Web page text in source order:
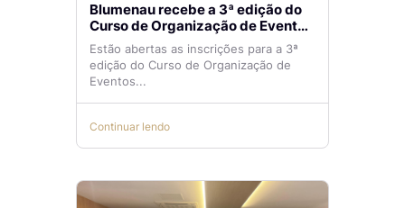
Blumenau recebe a 3ª edição do
Curso de Organização de Eventos
Lilian Ribeiro
Estão abertas as inscrições para a 3ª
edição do Curso de Organização de
Eventos...
Continuar lendo